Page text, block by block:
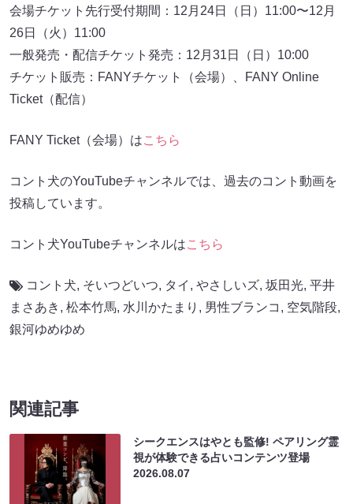
会場チケット先行受付期間：12⽉24⽇（⽇）11:00〜12⽉
26⽇（⽕）11:00
⼀般発売・配信チケット発売：12⽉31⽇（⽇）10:00
チケット販売：FANYチケット（会場）、FANY Online
Ticket（配信）
FANY Ticket（会場）はこちら
コント⽝のYouTubeチャンネルでは、過去のコント動画を
投稿しています。
コント⽝YouTubeチャンネルはこちら
コント犬, そいつどいつ, タイ , やさしいズ, 坂田光, 平井
まさあき , 松本竹馬, 水川かたまり , 男性ブランコ , 空気階段,
銀河ゆめゆめ
関連記事
シークエンスはやとも監修! ペアリング霊
視が体験できる占いコンテンツ登場
2026.08.07